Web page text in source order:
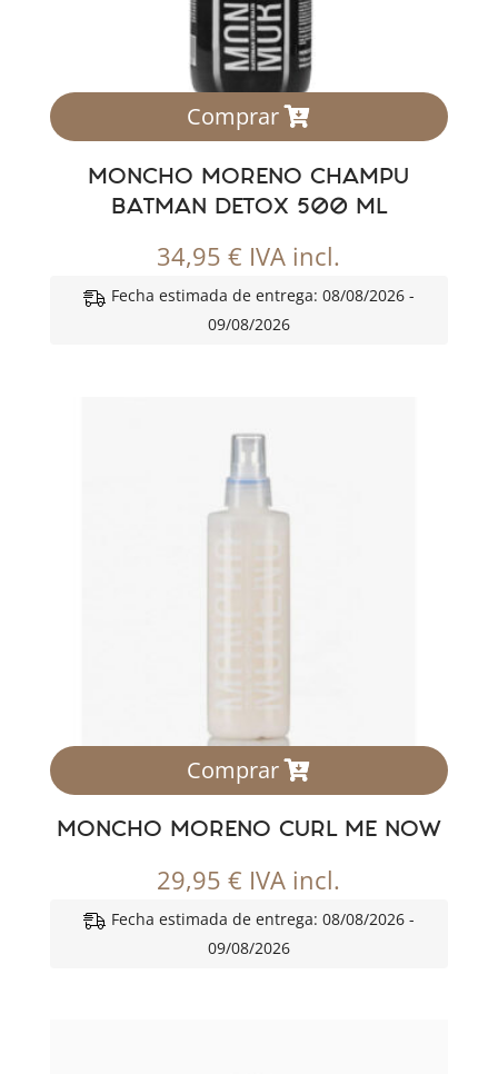
Comprar
MONCHO MORENO CHAMPU
BATMAN DETOX 500 ML
34,95€ IVA incl.
Fecha estimada de entrega: 08/08/2026 -
09/08/2026
Comprar
MONCHO MORENO CURL ME NOW
29,95€ IVA incl.
Fecha estimada de entrega: 08/08/2026 -
09/08/2026